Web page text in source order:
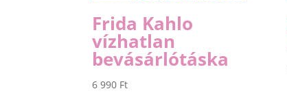
Frida Kahlo
vízhatlan
bevásárlótáska
6 990 Ft